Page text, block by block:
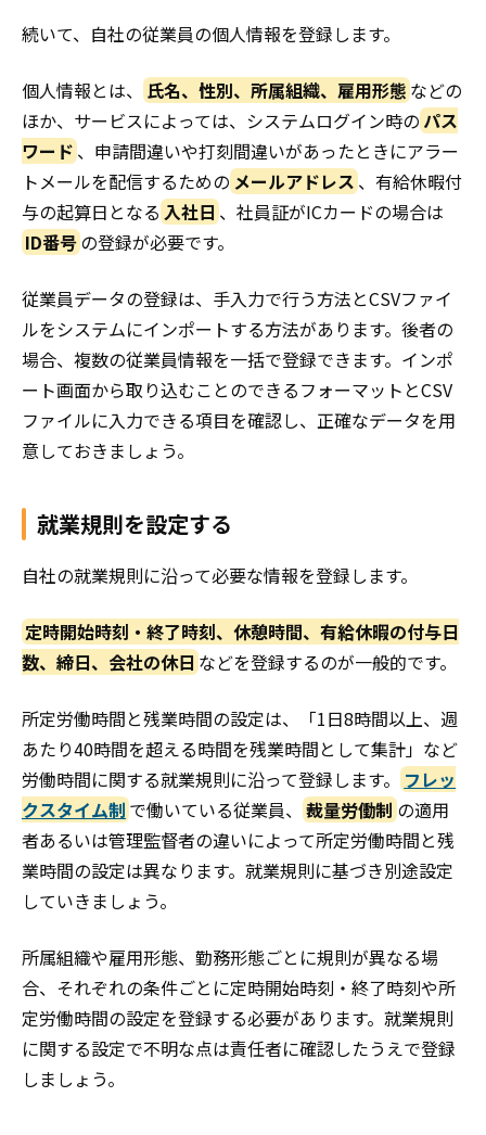
続いて、自社の従業員の個人情報を登録します。
個人情報とは、 氏名、性別、所属組織、雇用形態 などの
ほか、サービスによっては、システムログイン時の パス
ワード 、申請間違いや打刻間違いがあったときにアラー
トメールを配信するための メールアドレス 、有給休暇付
与の起算日となる 入社日 、社員証がICカードの場合は
ID番号の登録が必要です。
従業員データの登録は、手入力で行う方法とCSVファイ
ルをシステムにインポートする方法があります。後者の
場合、複数の従業員情報を一括で登録できます。インポ
ート画面から取り込むことのできるフォーマットとCSV
ファイルに入力できる項目を確認し、正確なデータを用
意しておきましょう。
就業規則を設定する
自社の就業規則に沿って必要な情報を登録します。
定時開始時刻・終了時刻、休憩時間、有給休暇の付与日
数、締日、会社の休日 などを登録するのが一般的です。
所定労働時間と残業時間の設定は、「1日8時間以上、週
あたり40時間を超える時間を残業時間として集計」など
労働時間に関する就業規則に沿って登録します。
フレッ
クスタイム制 で働いている従業員、裁量労働制の適用
者あるいは管理監督者の違いによって所定労働時間と残
業時間の設定は異なります。就業規則に基づき別途設定
していきましょう。
所属組織や雇用形態、勤務形態ごとに規則が異なる場
合、それぞれの条件ごとに定時開始時刻・終了時刻や所
定労働時間の設定を登録する必要があります。就業規則
に関する設定で不明な点は責任者に確認したうえで登録
しましょう。